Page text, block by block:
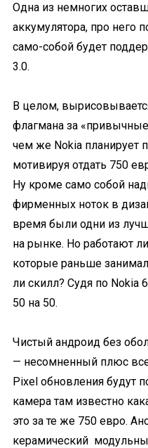
Одна из немногих
аккумулятора, про него
само-собой будет
3.0.
В целом,
флагмана за
чем же Nokia планирует
мотивируя отдать 750
Ну кроме само собой
фирменных ноток в
время были одни из
на рынке. Но работают
которые раньше
ли скилл? Судя по Nokia
50 на 50.
Чистый андроид без
— несомненный плюс
Pixel обновления будут
камера там известно
это за те же 750 евро.
керамический